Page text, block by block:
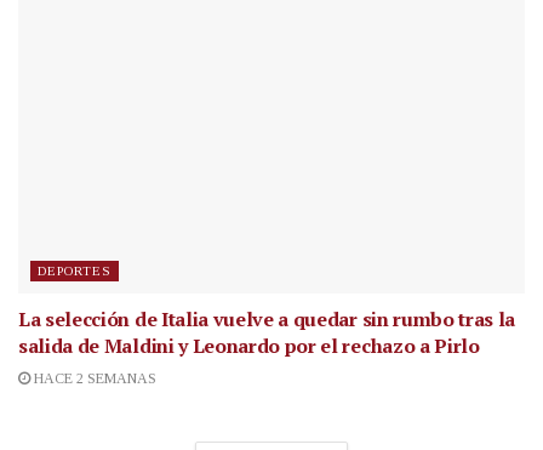
DEPORTES
La selección de Italia vuelve a quedar sin rumbo tras la
salida de Maldini y Leonardo por el rechazo a Pirlo
HACE 2 SEMANAS